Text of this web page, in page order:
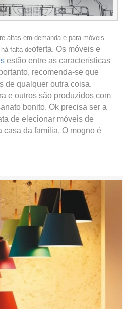
altas em demanda e para móveis
falta deoferta. Os móveis e
estão entre as características
recomenda-se que
de qualquer outra coisa.
e outros são produzidos com
bonito. Ok precisa ser a
de elecionar móveis de
da família. O mogno é